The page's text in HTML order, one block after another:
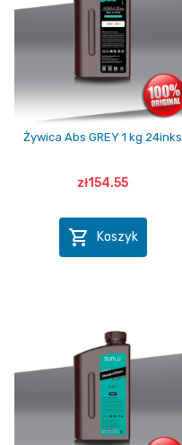
Żywica Abs GREY 1 kg 24inks
zł154.55
 Koszyk